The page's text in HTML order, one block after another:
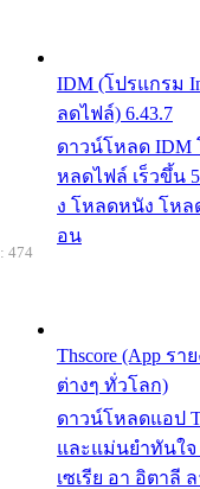
IDM (โปรแกรม
ลดไฟล์) 6.43.7
ดาวน์โหลด IDM
หลดไฟล์ เร็วขึ้น
ง โหลดหนัง โหล
อน
Thscore (App ร
ต่างๆ ทั่วโลก)
ดาวน์โหลดแอป
และแม่นยำทันใจ
เซเรีย อา อิตาลี
474